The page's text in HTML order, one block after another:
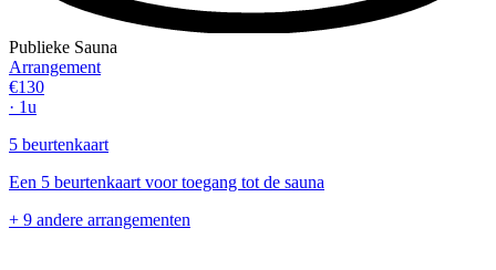
Publieke Sauna
Arrangement
€130
· 1u
5 beurtenkaart
Een 5 beurtenkaart voor toegang tot de sauna
+ 9 andere arrangementen